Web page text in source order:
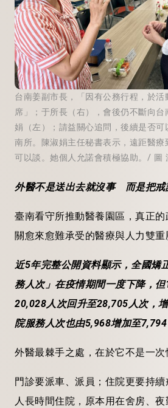
台南姜副市長，「因有公務行程，於活
席」；于所長（右），會後仍不斷向台
娟（左）；請益關心追問，後續是否可
南所。陳淑娟主任秘書表示，遠距醫
可以談。她個人允諾會積極協助。/ 圖
外醫不是送出去就沒事 而是把戒
臺南看守所推動醫養園區，真正
關愈來愈難承受的醫療與人力雙重
近5年完整公開資料顯示，全國矯
務人次」在疫情期間一度下降，
20,028人次回升至28,705人次，
院服務人次也由5,968增加至7,794
外醫最棘手之處，在於它不是一次
門診要派車、派員；住院更要持
人長時間住院，原本用在舍房、